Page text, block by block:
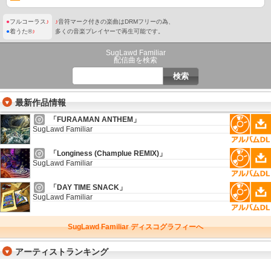
●フルコーラス ♪
●着うた®♪
♪音符マーク付きの楽曲はDRMフリーの為、
多くの音楽プレイヤーで再生可能です。
SugLawd Familiar
配信曲を検索
最新作品情報
「FURAAMAN ANTHEM」
SugLawd Familiar
「Longiness (Champlue REMIX)」
SugLawd Familiar
「DAY TIME SNACK」
SugLawd Familiar
SugLawd Familiar ディスコグラフィーへ
アーティストランキング